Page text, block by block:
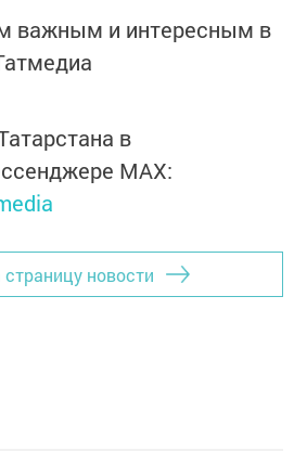
важным и интересным в
в
MАХ:
страницу новости